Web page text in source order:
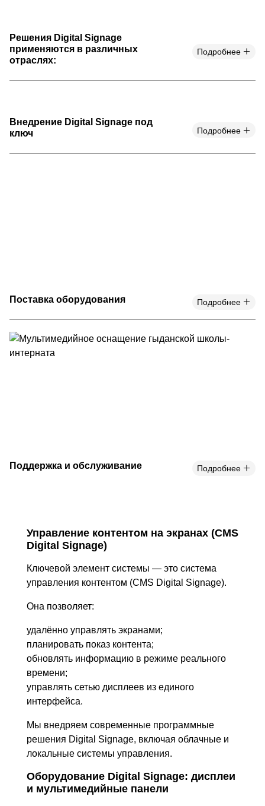
Решения Digital Signage
применяются в различных
отраслях:
Подробнее
Внедрение Digital Signage под
ключ
Подробнее
Поставка оборудования Подробнее
Поддержка и обслуживание Подробнее
Управление контентом на экранах (CMS
Digital Signage)
Ключевой элемент системы — это система
управления контентом (CMS Digital Signage).
Она позволяет:
удалённо управлять экранами;
планировать показ контента;
обновлять информацию в режиме реального
времени;
управлять сетью дисплеев из единого
интерфейса.
Мы внедряем современные программные
решения Digital Signage, включая облачные и
локальные системы управления.
Оборудование Digital Signage: дисплеи
и мультимедийные панели